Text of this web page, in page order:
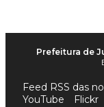
Prefeitura de
Feed RSS das
YouTube
Flickr